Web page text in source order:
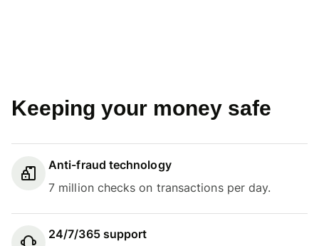
Keeping your money safe
Anti-fraud technology
7 million checks on transactions per day.
24/7/365 support